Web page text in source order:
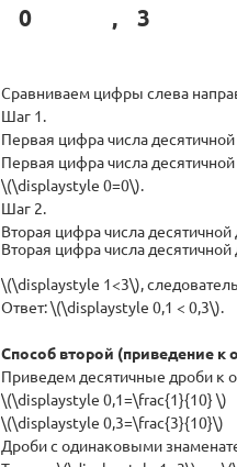
0 , 3
Сравниваем цифры слева
Шаг 1.
Первая цифра числа
Первая цифра числа
\(\displaystyle 0=0\).
Шаг 2.
Вторая цифра числа
Вторая цифра числа
\(\displaystyle 1<3\),
Ответ: \(\displaystyle 0,1 < 0,3\).
Способ второй (приведение к
Приведем десятичные дроби к
\(\displaystyle 0,1=\frac{1}{10} \)
\(\displaystyle 0,3=\frac{3}{10}\)
Дроби с одинаковыми